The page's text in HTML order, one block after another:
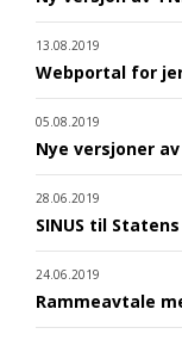
13.08.2019
Webportal for
05.08.2019
Nye versjoner
28.06.2019
SINUS til
24.06.2019
Rammeavtale